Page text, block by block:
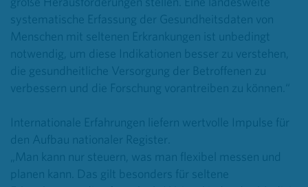
systematische Erfassung der Gesundheitsdaten von
Menschen mit seltenen Erkrankungen ist unbedingt
notwendig, um diese Indikationen besser zu verstehen,
die gesundheitliche Versorgung der Betroffenen zu
verbessern und die Forschung vorantreiben zu können.“
Internationale Erfahrungen liefern wertvolle Impulse für
den Aufbau nationaler Register.
„Man kann nur steuern, was man flexibel messen und
planen kann. Das gilt besonders für seltene